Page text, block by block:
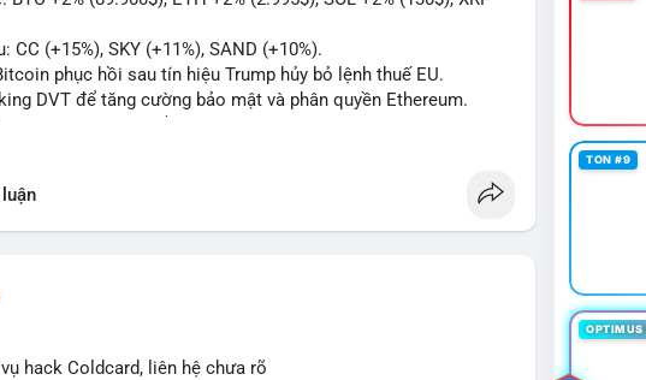
(+15%), SKY (+11%), SAND (+10%).
phục hồi sau tín hiệu Trump hủy bỏ lệnh thuế EU.
DVT để tăng cường bảo mật và phân quyền Ethereum.
thảo Clarity Act, mặc dù chưa có sự đồng thuận hai đảng.
động.
bắt đầu cấp giấy phép stablecoin theo khung mới nghiêm
là tài sản pháp lý, thiết lập tiền lệ cho các vụ án hình sự và
thị trường crypto sớm, dù vẫn còn rào cản pháp lý.
hack Coldcard, liên hệ chưa rõ
TON #9
OPTIMUS